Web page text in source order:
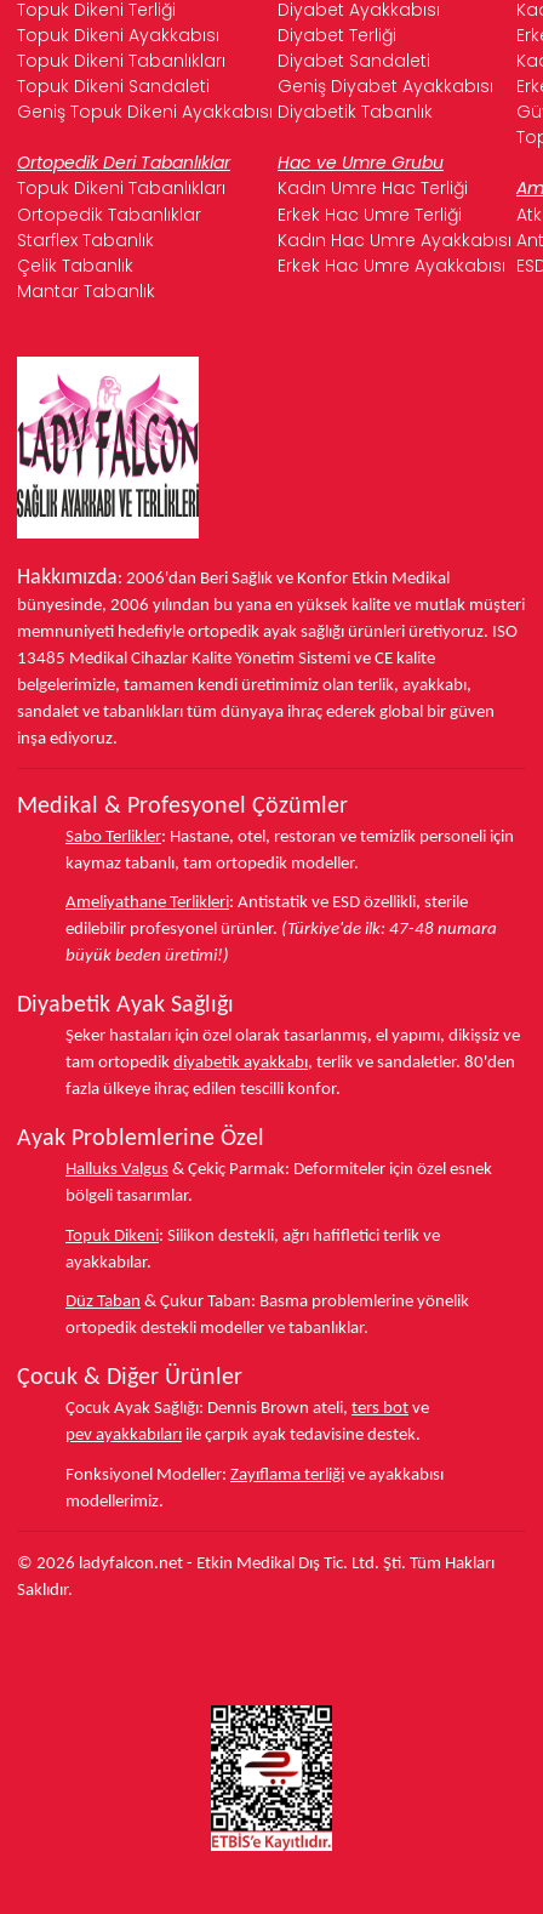
Topuk Dikeni Terliği Diyabet Ayakkabısı
Topuk Dikeni Ayakkabısı
Diyabet Terliği
Topuk Dikeni Tabanlıkları
Diyabet Sandaleti
Topuk Dikeni Sandaleti
Geniş Diyabet Ayakkabısı
Geniş Topuk Dikeni Ayakkabısı Diyabetik Tabanlık
Ortopedik Deri Tabanlıklar
Hac ve Umre Grubu
Topuk Dikeni Tabanlıkları
Kadın Umre Hac Terliği
Ortopedik Tabanlıklar
Erkek Hac Umre Terliği
Starflex Tabanlık
Kadın Hac Umre Ayakkabısı
Çelik Tabanlık
Erkek Hac Umre Ayakkabısı
Mantar Tabanlık
Hakkımızda: 2006'dan Beri Sağlık ve Konfor Etkin Medikal
bünyesinde, 2006 yılından bu yana en yüksek kalite ve mutlak müşteri
memnuniyeti hedefiyle ortopedik ayak sağlığı ürünleri üretiyoruz. ISO
13485 Medikal Cihazlar Kalite Yönetim Sistemi ve CE kalite
belgelerimizle, tamamen kendi üretimimiz olan terlik, ayakkabı,
sandalet ve tabanlıkları tüm dünyaya ihraç ederek global bir güven
inşa ediyoruz.
Medikal & Profesyonel Çözümler
Sabo Terlikler: Hastane, otel, restoran ve temizlik personeli için
kaymaz tabanlı, tam ortopedik modeller.
Ameliyathane Terlikleri: Antistatik ve ESD özellikli, sterile
edilebilir profesyonel ürünler. (Türkiye'de ilk: 47-48 numara
büyük beden üretimi!)
Diyabetik Ayak Sağlığı
Şeker hastaları için özel olarak tasarlanmış, el yapımı, dikişsiz ve
tam ortopedik diyabetik ayakkabı, terlik ve sandaletler. 80'den
fazla ülkeye ihraç edilen tescilli konfor.
Ayak Problemlerine Özel
Halluks Valgus & Çekiç Parmak: Deformiteler için özel esnek
bölgeli tasarımlar.
Topuk Dikeni: Silikon destekli, ağrı hafifletici terlik ve
ayakkabılar.
Düz Taban & Çukur Taban: Basma problemlerine yönelik
ortopedik destekli modeller ve tabanlıklar.
Çocuk & Diğer Ürünler
Çocuk Ayak Sağlığı: Dennis Brown ateli, ters bot ve
pev ayakkabıları ile çarpık ayak tedavisine destek.
Fonksiyonel Modeller: Zayıflama terliği ve ayakkabısı
modellerimiz.
© 2026 ladyfalcon.net - Etkin Medikal Dış Tic. Ltd. Şti. Tüm Hakları
Saklıdır.